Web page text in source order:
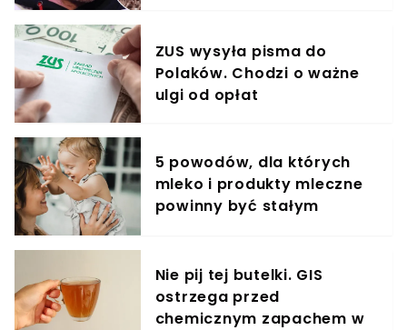
ZUS wysyła pisma do
Polaków. Chodzi o ważne
ulgi od opłat
5 powodów, dla których
mleko i produkty mleczne
powinny być stałym
Nie pij tej butelki. GIS
ostrzega przed
chemicznym zapachem w